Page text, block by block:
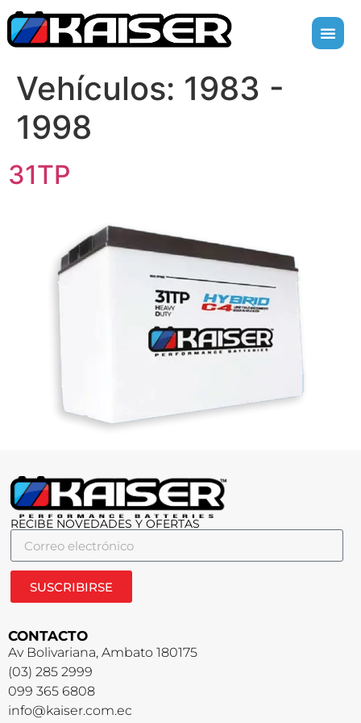
Vehículos: 1983 -
1998
31TP
RECIBE NOVEDADES Y OFERTAS
SUSCRIBIRSE
CONTACTO
Av Bolivariana, Ambato 180175
(03) 285 2999
099 365 6808
info@kaiser.com.ec